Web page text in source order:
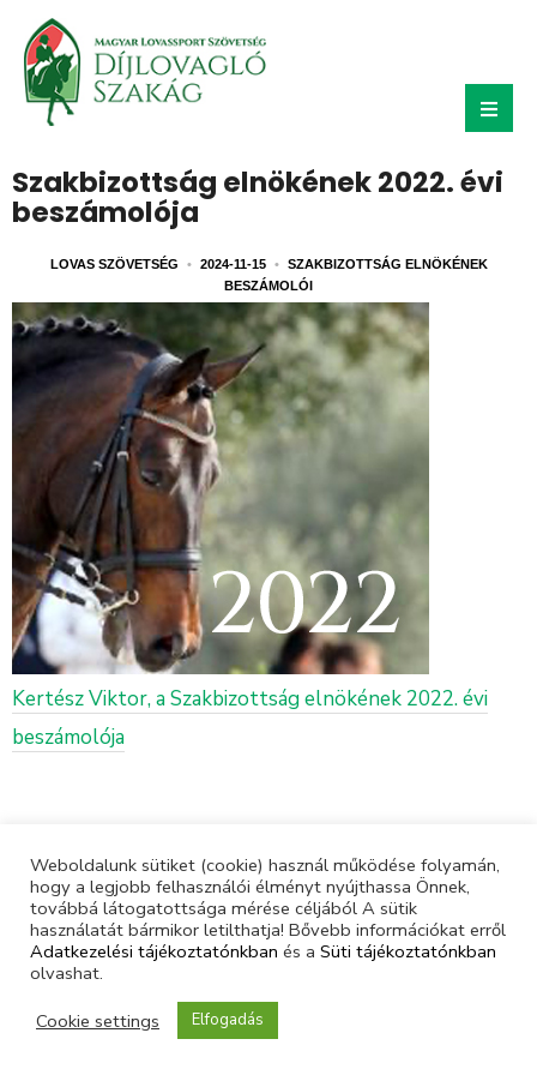
Szakbizottság elnökének 2022. évi
beszámolója
LOVAS SZÖVETSÉG • 2024-11-15 • SZAKBIZOTTSÁG ELNÖKÉNEK
BESZÁMOLÓI
Kertész Viktor, a Szakbizottság elnökének 2022. évi
beszámolója
Weboldalunk sütiket (cookie) használ működése folyamán,
hogy a legjobb felhasználói élményt nyújthassa Önnek,
továbbá látogatottsága mérése céljából A sütik
használatát bármikor letilthatja! Bővebb információkat erről
Adatkezelési tájékoztatónkban és a Süti tájékoztatónkban
olvashat.
Cookie settings
Elfogadás